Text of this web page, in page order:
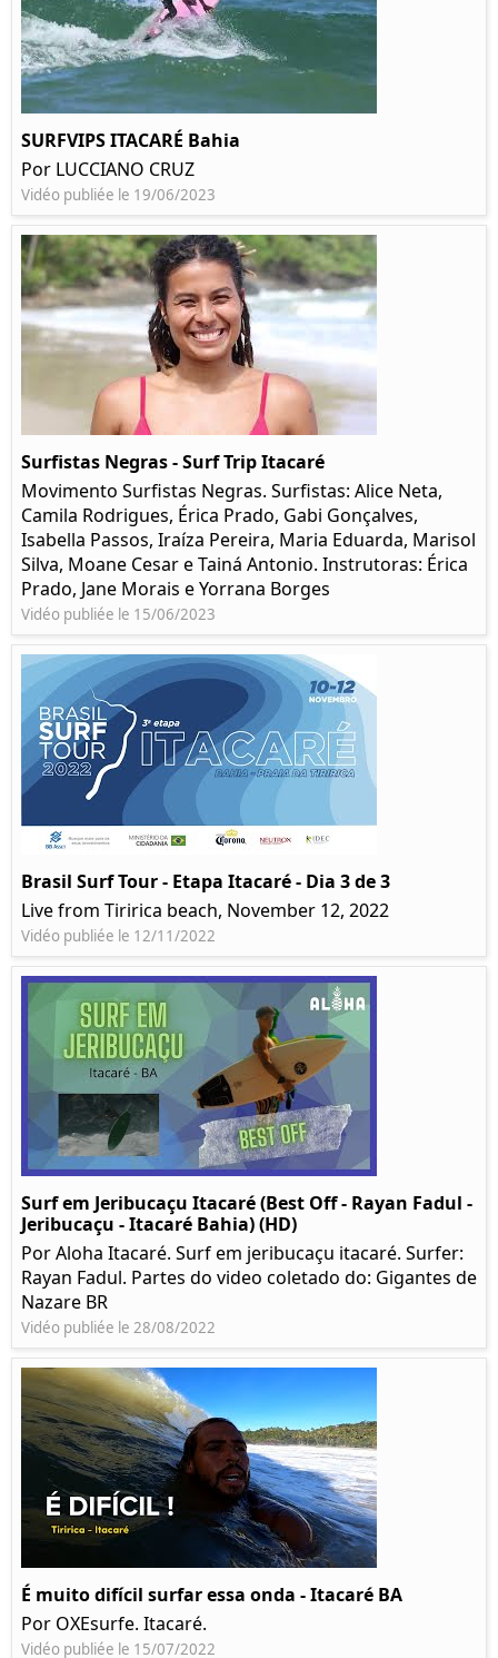
SURFVIPS ITACARÉ Bahia
Por LUCCIANO CRUZ
Vidéo publiée le 19/06/2023
Surfistas Negras - Surf Trip Itacaré
Movimento Surfistas Negras. Surfistas: Alice Neta,
Camila Rodrigues, Érica Prado, Gabi Gonçalves,
Isabella Passos, Iraíza Pereira, Maria Eduarda, Marisol
Silva, Moane Cesar e Tainá Antonio. Instrutoras: Érica
Prado, Jane Morais e Yorrana Borges
Vidéo publiée le 15/06/2023
Brasil Surf Tour - Etapa Itacaré - Dia 3 de 3
Live from Tiririca beach, November 12, 2022
Vidéo publiée le 12/11/2022
Surf em Jeribucaçu Itacaré (Best Off - Rayan Fadul -
Jeribucaçu - Itacaré Bahia) (HD)
Por Aloha Itacaré. Surf em jeribucaçu itacaré. Surfer:
Rayan Fadul. Partes do video coletado do: Gigantes de
Nazare BR
Vidéo publiée le 28/08/2022
É muito difícil surfar essa onda - Itacaré BA
Por OXEsurfe. Itacaré.
Vidéo publiée le 15/07/2022